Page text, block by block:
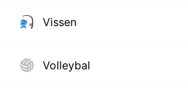
Vissen
Volleybal